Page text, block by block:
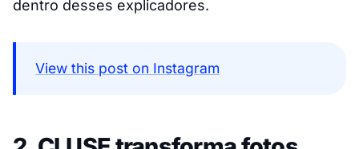
dentro desses explicadores.
View this post on Instagram